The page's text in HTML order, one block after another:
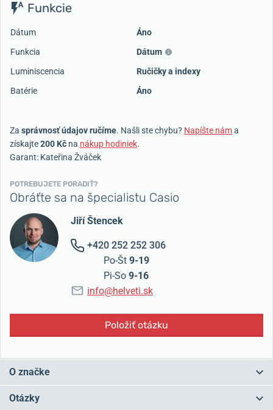
Funkcie
Dátum
Áno
Funkcia
Dátum
Luminiscencia
Ručičky a indexy
Batérie
Áno
Za správnosť údajov ručíme. Našli ste chybu? Napíšte náma
získajte200 Kč na nákup hodiniek.
Garant: Kateřina Žváček
POTREBUJETE PORADIŤ?
Obráťte sa na špecialistu Casio
Jiří Štencek
+420 252 252 306
Po-Št 9-19
Pi-So 9-16
info@helveti.sk
Položiť otázku
O značke
na svete
Otázky